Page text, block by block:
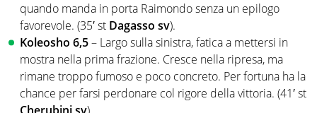
quando manda in porta Raimondo senza un epilogo
favorevole. (35′ st Dagasso sv).
Koleosho 6,5– Largo sulla sinistra, fatica a mettersi in
mostra nella prima frazione. Cresce nella ripresa, ma
rimane troppo fumoso e poco concreto. Per fortuna ha la
chance per farsi perdonare col rigore della vittoria. (41′ st